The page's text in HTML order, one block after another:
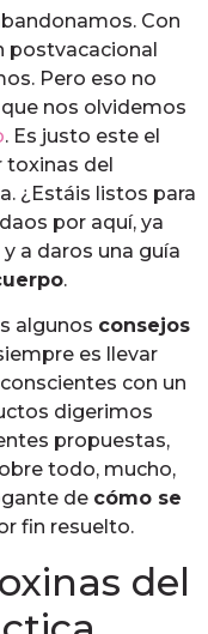
Con
postvacacional
Pero eso no
nos olvidemos
. Es justo este el
del
¿Estáis listos para
por aquí, ya
a daros una guía
.
algunos consejos
es llevar
con un
digerimos
propuestas,
todo, mucho,
de cómo se
fin resuelto.
del